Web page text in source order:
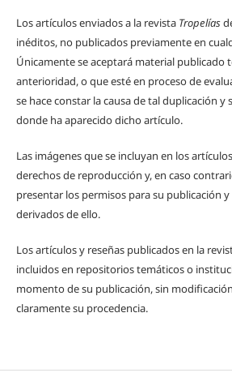
Los artículos enviados a la revista Tropelías
inéditos, no publicados previamente en
Únicamente se aceptará material publicado
anterioridad, o que esté en proceso de
se hace constar la causa de tal duplicación y
donde ha aparecido dicho artículo.
Las imágenes que se incluyan en los
derechos de reproducción y, en caso
presentar los permisos para su publicación
derivados de ello.
Los artículos y reseñas publicados en la
incluidos en repositorios temáticos o
momento de su publicación, sin
claramente su procedencia.